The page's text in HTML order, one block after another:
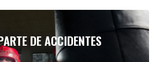
DE ACCIDENTES